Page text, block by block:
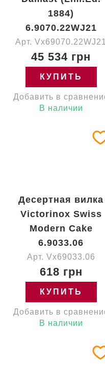
1884)
6.9070.22WJ21
Арт. Vx69070.22WJ21
45 534 грн
КУПИТЬ
Добавить в
В наличии
Десертная вилка
Victorinox Swiss
Modern Cake
6.9033.06
Арт. Vx69033.06
618 грн
КУПИТЬ
Добавить в
В наличии